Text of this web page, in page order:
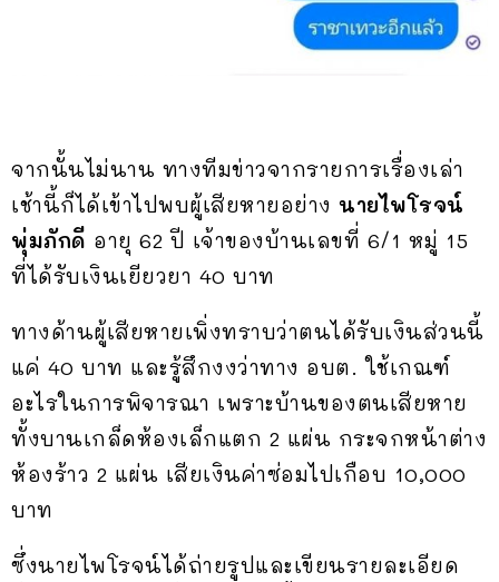
จากนั้นไม่นาน ทางทีมข่าวจากรายการเรื่องเล่า
เช้านี้ก็ได้เข้าไปพบผู้เสียหายอย่าง นายไพโรจน์
พุ่มภักดี อายุ 62 ปี เจ้าของบ้านเลขที่ 6/1 หมู่ 15
ที่ได้รับเงินเยียวยา 40 บาท
ทางด้านผู้เสียหายเพิ่งทราบว่าตนได้รับเงินส่วนนี้
แค่ 40 บาท และรู้สึกงงว่าทาง อบต. ใช้เกณฑ์
อะไรในการพิจารณา เพราะบ้านของตนเสียหาย
ทั้งบานเกล็ดห้องเล็กแตก 2 แผ่น กระจกหน้าต่าง
ห้องร้าว 2 แผ่น เสียเงินค่าซ่อมไปเกือบ 10,000
บาท
ซึ่งนายไพโรจน์ได้ถ่ายรูปและเขียนรายละเอียด